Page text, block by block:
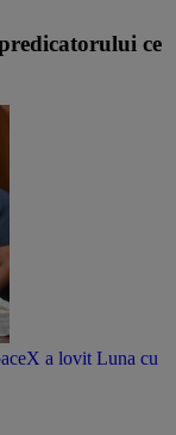
ce
a lovit Luna cu